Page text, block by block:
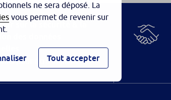
sur la sécurité & la
pour être vigilant
ne sera déposé. La
vous permet de revenir sur
Tout accepter